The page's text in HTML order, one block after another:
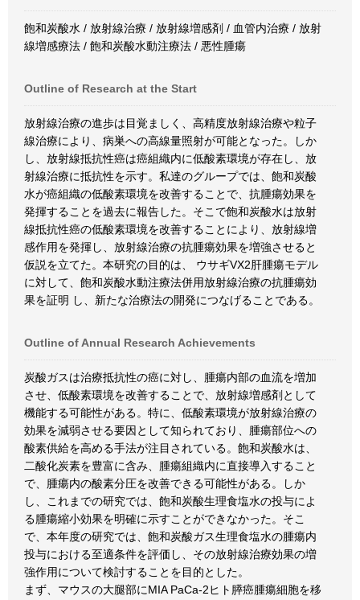
飽和炭酸水 / 放射線治療 / 放射線増感剤 / 血管内治療 / 放射
線増感療法 / 飽和炭酸水動注療法 / 悪性腫瘍
Outline of Research at the Start
放射線治療の進歩は目覚ましく、高精度放射線治療や粒子
線治療により、病巣への高線量照射が可能となった。しか
し、放射線抵抗性癌は癌組織内に低酸素環境が存在し、放
射線治療に抵抗性を示す。私達のグループでは、飽和炭酸
水が癌組織の低酸素環境を改善することで、抗腫瘍効果を
発揮することを過去に報告した。そこで飽和炭酸水は放射
線抵抗性癌の低酸素環境を改善することにより、放射線増
感作用を発揮し、放射線治療の抗腫瘍効果を増強させると
仮説を立てた。本研究の目的は、 ウサギVX2肝腫瘍モデル
に対して、飽和炭酸水動注療法併用放射線治療の抗腫瘍効
果を証明 し、新たな治療法の開発につなげることである。
Outline of Annual Research Achievements
炭酸ガスは治療抵抗性の癌に対し、腫瘍内部の血流を増加
させ、低酸素環境を改善することで、放射線増感剤として
機能する可能性がある。特に、低酸素環境が放射線治療の
効果を減弱させる要因として知られており、腫瘍部位への
酸素供給を高める手法が注目されている。飽和炭酸水は、
二酸化炭素を豊富に含み、腫瘍組織内に直接導入すること
で、腫瘍内の酸素分圧を改善できる可能性がある。しか
し、これまでの研究では、飽和炭酸生理食塩水の投与によ
る腫瘍縮小効果を明確に示すことができなかった。そこ
で、本年度の研究では、飽和炭酸ガス生理食塩水の腫瘍内
投与における至適条件を評価し、その放射線治療効果の増
強作用について検討することを目的とした。
まず、マウスの大腿部にMIA PaCa-2ヒト膵癌腫瘍細胞を移